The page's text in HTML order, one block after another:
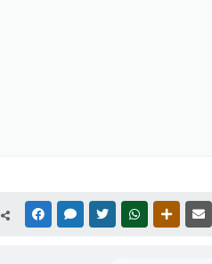
FACEBOOKMESSENGER
TWITTERWHATSAPP